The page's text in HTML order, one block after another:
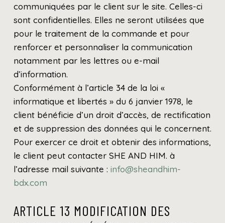
communiquées par le client sur le site. Celles-ci
sont confidentielles. Elles ne seront utilisées que
pour le traitement de la commande et pour
renforcer et personnaliser la communication
notamment par les lettres ou e-mail
d’information.
Conformément à l’article 34 de la loi «
informatique et libertés » du 6 janvier 1978, le
client bénéficie d’un droit d’accès, de rectification
et de suppression des données qui le concernent.
Pour exercer ce droit et obtenir des informations,
le client peut contacter SHE AND HIM. à
l’adresse mail suivante : info@sheandhim-
bdx.com
ARTICLE 13 MODIFICATION DES